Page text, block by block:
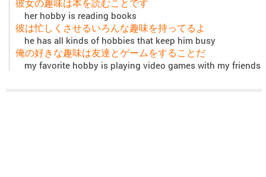
彼女の趣味は本を読むことです
her hobby is reading books
彼は忙しくさせるいろんな趣味を持ってるよ
he has all kinds of hobbies that keep him busy
俺の好きな趣味は友達とゲームをすることだ
my favorite hobby is playing video games with my friends